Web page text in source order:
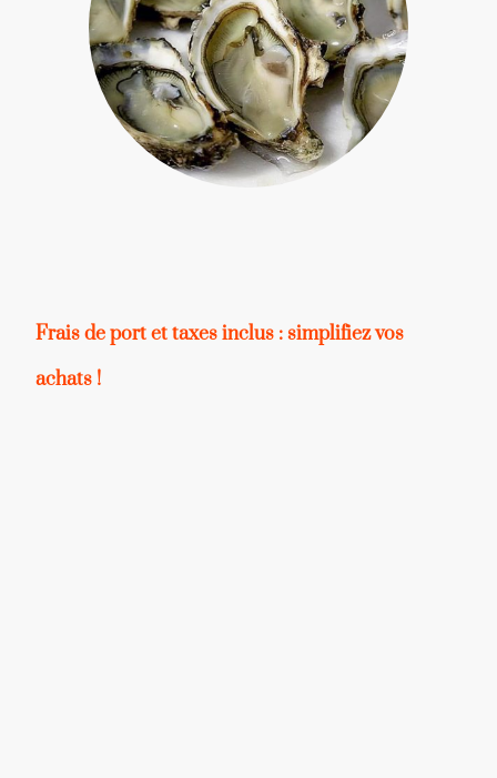
Frais de port et taxes inclus : simplifiez vos
achats !